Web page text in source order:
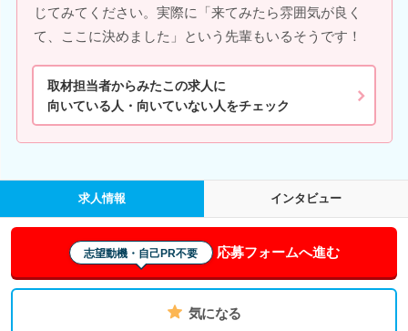
じてみてください。実際に「来てみたら雰囲気が良く
て、ここに決めました」という先輩もいるそうです！
取材担当者からみたこの求人に
向いている人・向いていない人をチェック
求人情報 インタビュー
志望動機・自己PR不要 応募フォームへ進む
気になる